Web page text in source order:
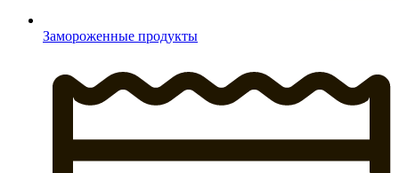
Замороженные продукты